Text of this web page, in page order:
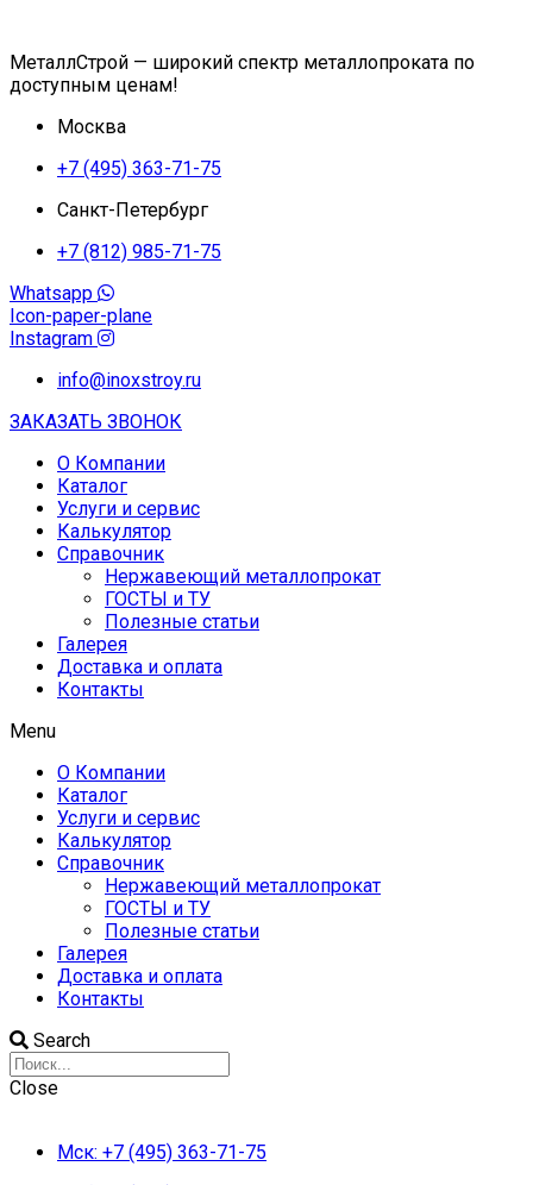
МеталлСтрой — широкий спектр металлопроката по
доступным ценам!
Москва
+7 (495) 363-71-75
Санкт-Петербург
+7 (812) 985-71-75
Whatsapp
Icon-paper-plane
Instagram
info@inoxstroy.ru
ЗАКАЗАТЬ ЗВОНОК
О Компании
Каталог
Услуги и сервис
Калькулятор
Справочник
Нержавеющий металлопрокат
ГОСТЫ и ТУ
Полезные статьи
Галерея
Доставка и оплата
Контакты
Menu
О Компании
Каталог
Услуги и сервис
Калькулятор
Справочник
Нержавеющий металлопрокат
ГОСТЫ и ТУ
Полезные статьи
Галерея
Доставка и оплата
Контакты
Search
Close
Мск: +7 (495) 363-71-75